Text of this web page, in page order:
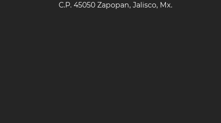
C.P. 45050 Zapopan, Jalisco, Mx.